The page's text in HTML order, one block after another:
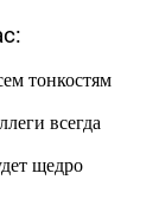
тонкостям
всегда
щедро